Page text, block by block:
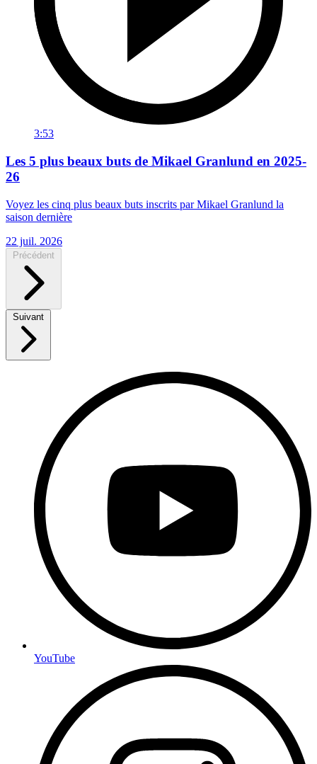
3:53
Les 5 plus beaux buts de Mikael Granlund en 2025-
26
Voyez les cinq plus beaux buts inscrits par Mikael Granlund la
saison dernière
22 juil. 2026
Précédent
Suivant
YouTube